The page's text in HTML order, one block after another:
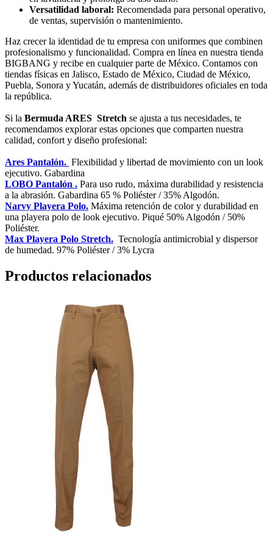
Versatilidad laboral: Recomendada para personal operativo,
de ventas, supervisión o mantenimiento.
Haz crecer la identidad de tu empresa con uniformes que combinen
profesionalismo y funcionalidad. Compra en línea en nuestra tienda
BIGBANG y recibe en cualquier parte de México. Contamos con
tiendas físicas en Jalisco, Estado de México, Ciudad de México,
Puebla, Sonora y Yucatán, además de distribuidores oficiales en toda
la república.
Si la Bermuda ARES Stretch se ajusta a tus necesidades, te
recomendamos explorar estas opciones que comparten nuestra
calidad, confort y diseño profesional:
Ares Pantalón. Flexibilidad y libertad de movimiento con un look
ejecutivo. Gabardina
LOBO Pantalón . Para uso rudo, máxima durabilidad y resistencia
a la abrasión. Gabardina 65 % Poliéster / 35% Algodón.
Narvy Playera Polo. Máxima retención de color y durabilidad en
una playera polo de look ejecutivo. Piqué 50% Algodón / 50%
Poliéster.
Max Playera Polo Stretch. Tecnología antimicrobial y dispersor
de humedad. 97% Poliéster / 3% Lycra
Productos relacionados